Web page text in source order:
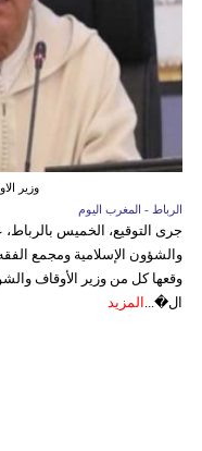
وزير
الرباط - المغرب اليوم
جرى التوقيع، الخميس
والشؤون الإسلامية ومجمع
وقعها كل من وزير الأوقاف
ال�... المزيد